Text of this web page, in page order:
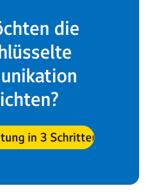
die
in 3 Schritten!